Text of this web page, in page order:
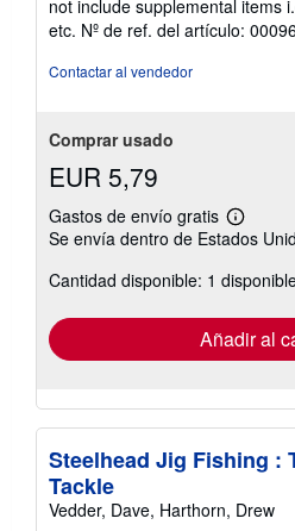
5
de
not include supplemental items
etc. Nº de ref. del artículo:
Contactar al vendedor
Comprar usado
EUR 5,79
Gastos de envío gratis
Más
las
tarifas
envío
Se envía dentro de Estados
Cantidad disponible: 1
Añadir al
Steelhead Jig Fishing :
Tackle
Vedder, Dave, Harthorn, Drew